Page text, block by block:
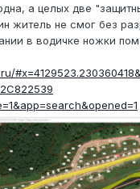
а целых две
житель не смог без
в водичке ножки